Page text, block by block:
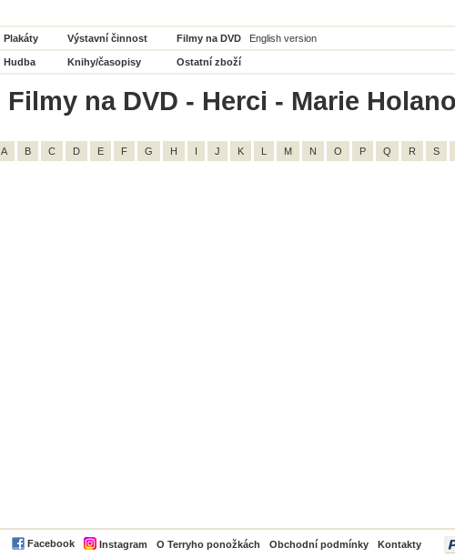
Plakáty Výstavní činnost Filmy na DVD English version
Hudba Knihy/časopisy Ostatní zboží
Filmy na DVD - Herci - Marie
A B C D E F G H I J K L M N O P Q R S
Facebook Instagram O Terryho ponožkách Obchodní podmínky Kontakty
PayPal